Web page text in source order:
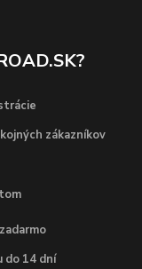
zákazníkov
do 14 dní